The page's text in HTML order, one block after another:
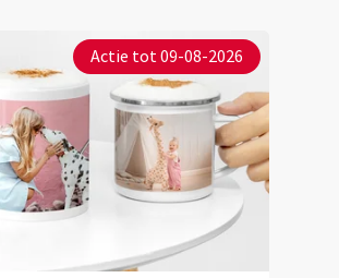
Actie tot 09-08-2026